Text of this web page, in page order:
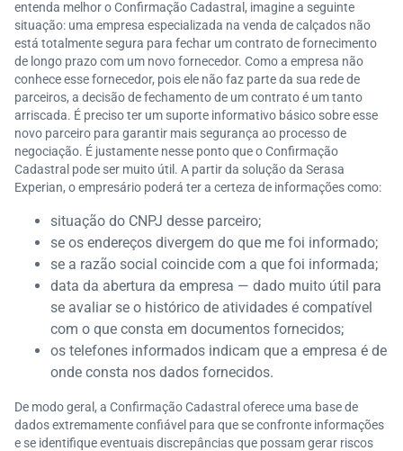
entenda melhor o Confirmação Cadastral, imagine a seguinte
situação: uma empresa especializada na venda de calçados não
está totalmente segura para fechar um contrato de fornecimento
de longo prazo com um novo fornecedor. Como a empresa não
conhece esse fornecedor, pois ele não faz parte da sua rede de
parceiros, a decisão de fechamento de um contrato é um tanto
arriscada. É preciso ter um suporte informativo básico sobre esse
novo parceiro para garantir mais segurança ao processo de
negociação. É justamente nesse ponto que o Confirmação
Cadastral pode ser muito útil. A partir da solução da Serasa
Experian, o empresário poderá ter a certeza de informações como:
situação do CNPJ desse parceiro;
se os endereços divergem do que me foi informado;
se a razão social coincide com a que foi informada;
data da abertura da empresa — dado muito útil para
se avaliar se o histórico de atividades é compatível
com o que consta em documentos fornecidos;
os telefones informados indicam que a empresa é de
onde consta nos dados fornecidos.
De modo geral, a Confirmação Cadastral oferece uma base de
dados extremamente confiável para que se confronte informações
e se identifique eventuais discrepâncias que possam gerar riscos